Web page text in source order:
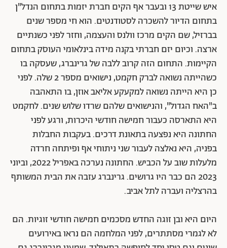
איש שייטת 13 ובעבר אף הקים חברת יזמות בתחום הנדל"ן
בתחום הדיור להשכרה לסטודנטים. הוא חי מספר שנים
בברזיל, שם הקים מרכז וולנס והעצמה, וחזר לפני כשנתיים
ארצה. וכיום יזם חברתי בקנה מידה בינלאומי העוסק בתחום
הקיימות. התחום הזה קרוב ללבה של גרינברג, שעסקה בו
כשהייתה נשואה לברק חקמט, נישואים מספר 2 שלה. לפני
כן היא הייתה נשואה למקעקע אליאב אוזן, בו התאהבה
ב"האח הגדול", והנישואים שלהם שרדו שלוש שנים. לחקמט
היא התארסה כעבור חמישה חודשי היכרות, ורגע לפני
החתונה היא נפצעה בתאונת דרכים. בעקבות החבלות
בפניה, היא נאלצה לעבור שני ניתוחי אף ופיתחה חרדה
מלעלות שוב על הכביש. החתונה נערכה באפריל 2022, וביוני
2023 הם כבר היו גרושים. גרינברג עזבה את הבית המשותף
בהרצליה ועברה לתל אביב.
היום היא ובן זוגה החדש מסכמים חמישה חודשי זוגיות. הם
לא לגמרי מסתתרים, לפני המלחמה הם נראו באירועים